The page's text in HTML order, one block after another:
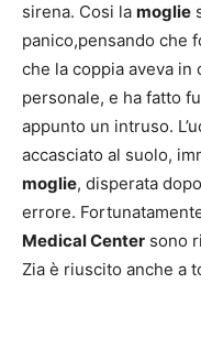
sirena. Cosi la moglie
panico,pensando che
che la coppia aveva in
personale, e ha fatto
appunto un intruso.
accasciato al suolo,
moglie, disperata
errore.
Medical Center sono
Zia è riuscito anche a